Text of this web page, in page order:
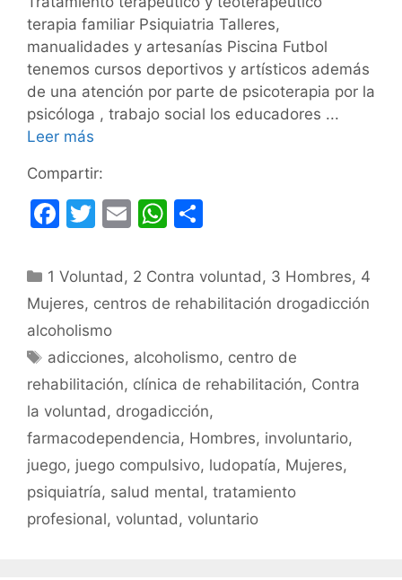
terapia familiar Psiquiatria Talleres,
manualidades y artesanías Piscina Futbol
tenemos cursos deportivos y artísticos además
de una atención por parte de psicoterapia por la
psicóloga , trabajo social los educadores ...
Leer más
Compartir:
F
c
e
b
o
o
k
T
itt
er
E
ai
l
W
at
s
p
p
m
p
tir
Categorías
1 Voluntad , 2 Contra voluntad , 3 Hombres, 4
Mujeres, centros de rehabilitación drogadicción
alcoholismo
Etiquetas
adicciones, alcoholismo, centro de
rehabilitación, clínica de rehabilitación, Contra
la voluntad , drogadicción,
farmacodependencia, Hombres, involuntario,
juego, juego compulsivo, ludopatía, Mujeres,
psiquiatría, salud mental, tratamiento
profesional, voluntad , voluntario